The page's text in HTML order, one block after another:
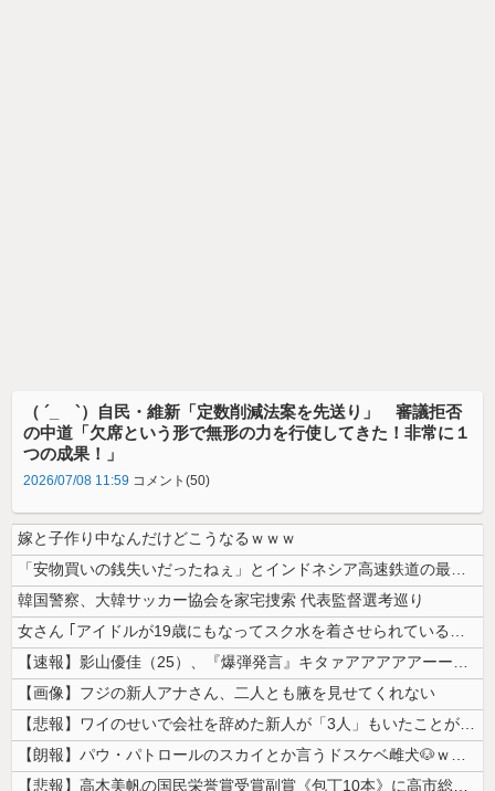
（ ´_ゝ`）自民・維新「定数削減法案を先送り」 審議拒否
の中道「欠席という形で無形の力を行使してきた！非常に１
つの成果！」
2026/07/08 11:59 コメント(50)
嫁と子作り中なんだけどこうなるｗｗｗ
「安物買いの銭失いだったねぇ」とインドネシア高速鉄道の最終処分に日本側...
韓国警察、大韓サッカー協会を家宅捜索 代表監督選考巡り
女さん ｢アイドルが19歳にもなってスク水を着させられている！｣⇒結果...
【速報】影山優佳（25）、『爆弾発言』キタァアアアアアーーーーー！！
【画像】フジの新人アナさん、二人とも腋を見せてくれない
【悲報】ワイのせいで会社を辞めた新人が「3人」もいたことが発覚ｗｗｗｗ...
【朗報】パウ・パトロールのスカイとか言うドスケベ雌犬🐶ｗｗｗｗｗｗｗ...
【悲報】高木美帆の国民栄誉賞受賞副賞《包丁10本》に高市総理の名前も刻...